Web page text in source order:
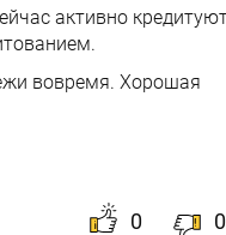
активно
вовремя. Хорошая
0 0